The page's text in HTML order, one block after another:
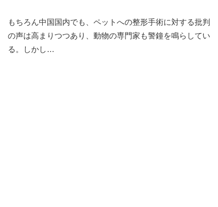
もちろん中国国内でも、ペットへの整形手術に対する批判
の声は高まりつつあり、動物の専門家も警鐘を鳴らしてい
る。しかし…